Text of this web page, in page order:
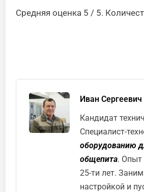
Средняя оценка 5 / 5.
Иван
Кандидат
Специалист-
оборудованию
общепита. Опыт
25-ти лет.
настройкой и